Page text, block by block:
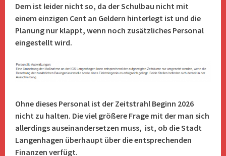
Dem ist leider nicht so, da der Schulbau nicht mit
einem einzigen Cent an Geldern hinterlegt ist und die
Planung nur klappt, wenn noch zusätzliches Personal
eingestellt wird.
Ohne dieses Personal ist der Zeitstrahl Beginn 2026
nicht zu halten. Die viel größere Frage mit der man sich
allerdings auseinandersetzen muss, ist, ob die Stadt
Langenhagen überhaupt über die entsprechenden
Finanzen verfügt.